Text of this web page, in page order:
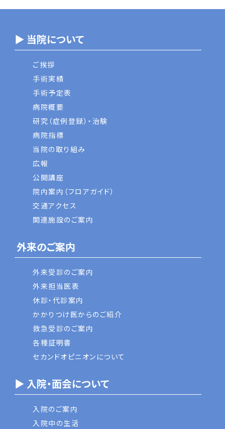
▶ 当院について
ご挨拶
手術実績
手術予定表
病院概要
研究（症例登録）・治験
病院指標
当院の取り組み
広報
公開講座
院内案内（フロアガイド）
交通アクセス
関連施設のご案内
外来のご案内
外来受診のご案内
外来担当医表
休診・代診案内
かかりつけ医からのご紹介
救急受診のご案内
各種証明書
セカンドオピニオンについて
▶ 入院・面会について
入院のご案内
入院中の生活